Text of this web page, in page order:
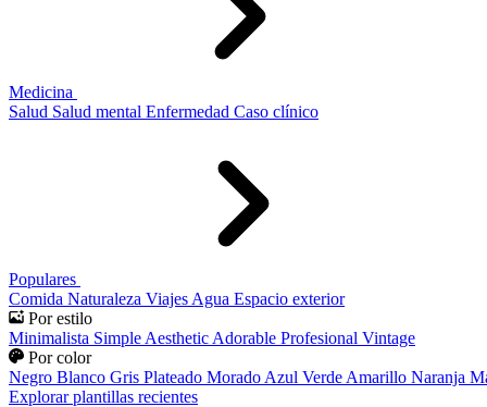
Medicina
Salud Salud mental Enfermedad Caso clínico
Populares
Comida Naturaleza Viajes Agua Espacio exterior
Por estilo
Minimalista Simple Aesthetic Adorable Profesional Vintage
Por color
Negro Blanco Gris Plateado Morado Azul Verde Amarillo Naranja
Explorar plantillas recientes